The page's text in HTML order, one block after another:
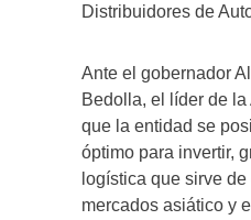
Distribuidores de
Ante el gobernador
Bedolla, el líder de
que la entidad se
óptimo para invertir,
logística que sirve
mercados asiático y